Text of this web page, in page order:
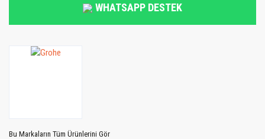
WHATSAPP DESTEK
Bu Markaların Tüm Ürünlerini Gör